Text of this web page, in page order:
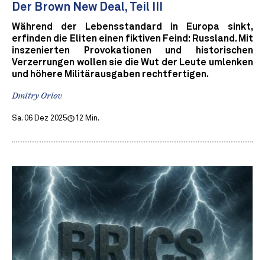
Der Brown New Deal, Teil III
Während der Lebensstandard in Europa sinkt,
erfinden die Eliten einen fiktiven Feind: Russland. Mit
inszenierten Provokationen und historischen
Verzerrungen wollen sie die Wut der Leute umlenken
und höhere Militärausgaben rechtfertigen.
Dmitry Orlov
Sa. 06 Dez 2025 12 Min.